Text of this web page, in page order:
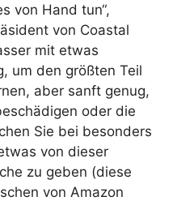
von Hand tun“,
von Coastal
mit etwas
um den größten Teil
aber sanft genug,
oder die
Sie bei besonders
von dieser
zu geben (diese
von Amazon